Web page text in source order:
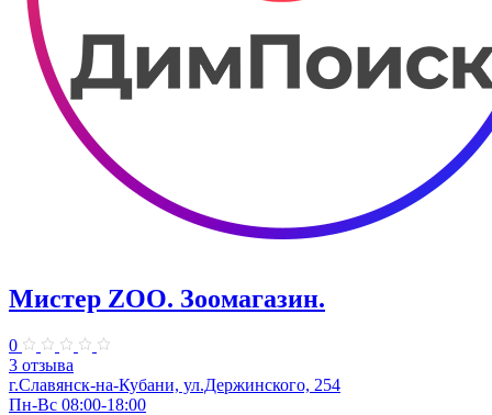
Мистер ZOO. Зоомагазин.
0
3 отзыва
г.Славянск-на-Кубани, ул.Держинского, 254​
Пн-Вс 08:00-18:00